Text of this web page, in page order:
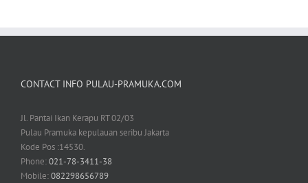
CONTACT INFO PULAU-PRAMUKA.COM
Jl. Pantai Ikan Kerapu RT 02/03
Pulau Pramuka kepulauan seribu Jakarta
Kode Pos :14530.
Phone:021-78-3411-38
Mobile:082298656789